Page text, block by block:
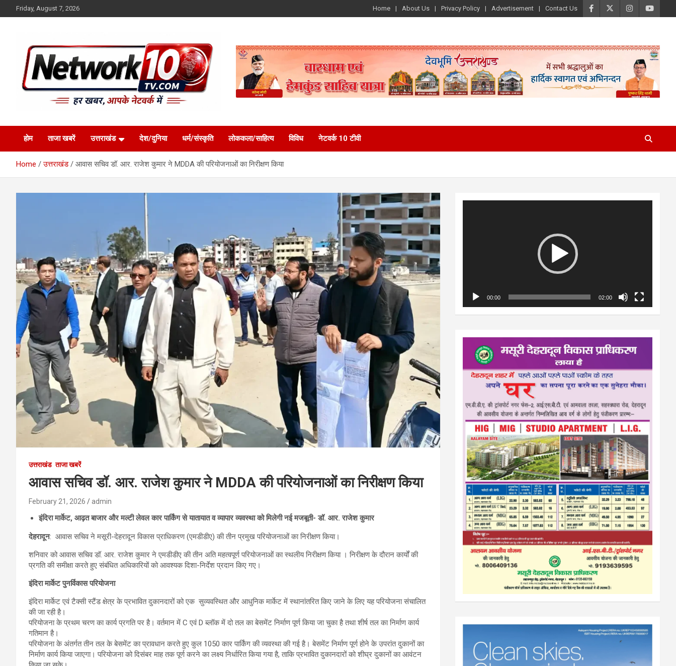
to
Friday, August 7, 2026 Home About Us Privacy Policy Advertisement Contact Us
Network10tv
होम ताजा खबरें उत्तराखंड देश/दुनिया धर्म/संस्कृति लोककला/साहित्य विविध नेटवर्क 10 टीवी
Home उत्तराखंड आवास सचिव डॉ. आर. राजेश कुमार ने MDDA की परियोजनाओं का निरीक्षण किया
उत्तराखंड ताजा खबरें
आवास सचिव डॉ. आर. राजेश कुमार ने MDDA की परियोजनाओं का निरीक्षण किया
February 21, 2026 admin
इंदिरा मार्केट, आढ़त बाजार और मल्टी लेवल कार पार्किंग से यातायात व व्यापार व्यवस्था को मिलेगी नई मजबूती- डॉ. आर. राजेश कुमार
देहरादून: आवास सचिव ने मसूरी-देहरादून विकास प्राधिकरण (एमडीडीए) की तीन प्रमुख परियोजनाओं का निरीक्षण किया।
शनिवार को आवास सचिव डॉ. आर. राजेश कुमार ने एमडीडीए की तीन अति महत्वपूर्ण परियोजनाओं का स्थलीय निरीक्षण किया । निरीक्षण के दौरान कार्यों की
प्रगति की समीक्षा करते हुए संबंधित अधिकारियों को आवश्यक दिशा-निर्देश प्रदान किए गए।
इंदिरा मार्केट पुनर्विकास परियोजना
इंदिरा मार्केट एवं टैक्सी स्टैंड क्षेत्र के प्रभावित दुकानदारों को एक सुव्यवस्थित और आधुनिक मार्केट में स्थानांतरित किए जाने के लिए यह परियोजना संचालित
की जा रही है।
परियोजना के प्रथम चरण का कार्य प्रगति पर है। वर्तमान में C एवं D ब्लॉक में दो तल का बेसमेंट निर्माण पूर्ण किया जा चुका है तथा शीर्ष तल का निर्माण कार्य
गतिमान है।
परियोजना के अंतर्गत तीन तल के बेसमेंट का प्रावधान करते हुए कुल 1050 कार पार्किंग की व्यवस्था की गई है। बेसमेंट निर्माण पूर्ण होने के उपरांत दुकानों का
निर्माण कार्य किया जाएगा। परियोजना को दिसंबर माह तक पूर्ण करने का लक्ष्य निर्धारित किया गया है, ताकि प्रभावित दुकानदारों को शीघ्र दुकानों का आवंटन
00:00 02:00